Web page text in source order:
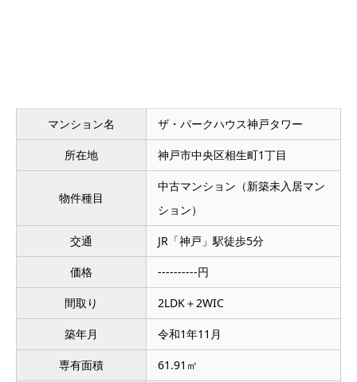
マンション名 ザ・パークハウス神戸タワー
所在地 神戸市中央区相生町1丁目
物件種目
中古マンション（新築未入居マン
ション）
交通 JR「神戸」駅徒歩5分
価格 ----------円
間取り 2LDK＋2WIC
築年月 令和1年11月
専有面積 61.91㎡